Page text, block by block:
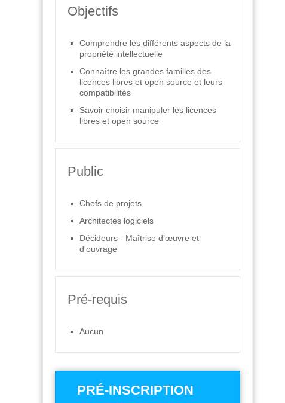
Objectifs
Comprendre les différents aspects de la
propriété intellectuelle
Connaître les grandes familles des
licences libres et open source et leurs
compatibilités
Savoir choisir manipuler les licences
libres et open source
Public
Chefs de projets
Architectes logiciels
Décideurs - Maîtrise d’œuvre et
d'ouvrage
Pré-requis
Aucun
PRÉ-INSCRIPTION